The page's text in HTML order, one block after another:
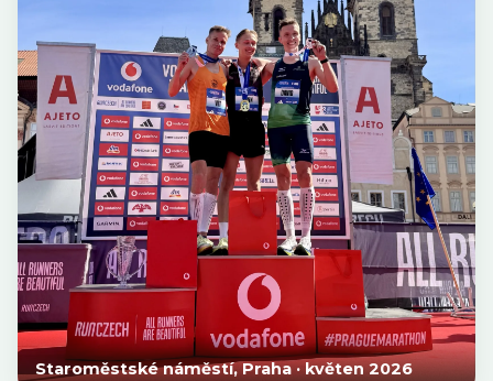
Staroměstské náměstí, Praha · květen 2026